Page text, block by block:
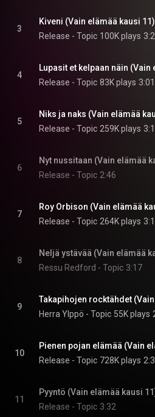
3
Kiveni (Vain elämää kausi 11)
Release - Topic 100K plays
4
Lupasit et kelpaan näin (Vain
Release - Topic 83K plays 3:01
5
Niks ja naks (Vain elämää
Release - Topic 259K plays
6
Nyt nussitaan (Vain elämää
Release - Topic 2:46
7
Roy Orbison (Vain elämää
Release - Topic 264K plays
8
Neljä ystävää (Vain elämää
Ressu Redford - Topic 3:17
9
Takapihojen rocktähdet
Herra Ylppö - Topic 55K plays
10
Pienen pojan elämää (Vain
Release - Topic 728K plays
11
Pyyntö (Vain elämää kausi
Release - Topic 3:32